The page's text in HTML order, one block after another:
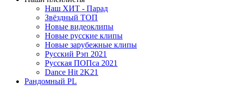
Наш ХИТ - Парад
Звёздный ТОП
Новые видеоклипы
Новые русские клипы
Новые зарубежные клипы
Русский Рэп 2021
Русская ПОПса 2021
Dance Hit 2K21
Рандомный PL